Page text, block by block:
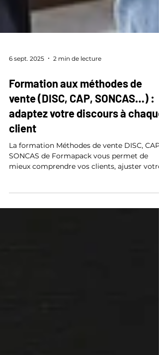
6 sept. 2025 2 min de lecture
Formation aux méthodes de
vente (DISC, CAP, SONCAS…) :
adaptez votre discours à chaque
client
SONCAS de Formapack vous permet de